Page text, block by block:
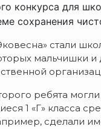
конкурса для
сохранения
стали
мальчишки
ребята
1 «Г» класса
сделали